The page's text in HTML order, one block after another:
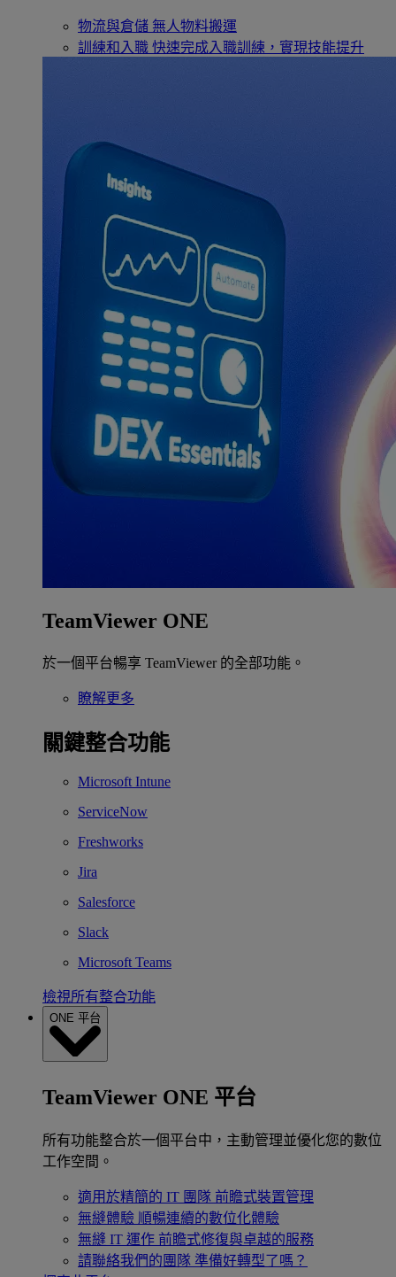
物流與倉儲 無人物料搬運
訓練和入職 快速完成入職訓練，實現技能提升
TeamViewer ONE
於一個平台暢享 TeamViewer 的全部功能。
瞭解更多
關鍵整合功能
Microsoft Intune
ServiceNow
Freshworks
Jira
Salesforce
Slack
Microsoft Teams
檢視所有整合功能
ONE 平台
TeamViewer ONE 平台
所有功能整合於一個平台中，主動管理並優化您的數位
工作空間。
適用於精簡的 IT 團隊 前瞻式裝置管理
無縫體驗 順暢連續的數位化體驗
無縫 IT 運作 前瞻式修復與卓越的服務
請聯絡我們的團隊 準備好轉型了嗎？